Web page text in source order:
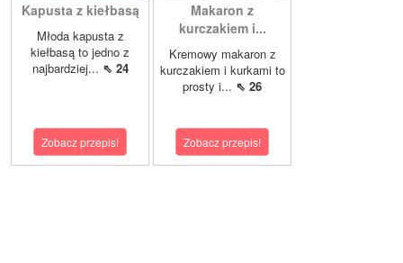
Kapusta z kiełbasą
Młoda kapusta z
kiełbasą to jedno z
najbardziej... ⇖ 24
Zobacz przepis!
Makaron z
kurczakiem i...
Kremowy makaron z
kurczakiem i kurkami to
prosty i... ⇖ 26
Zobacz przepis!